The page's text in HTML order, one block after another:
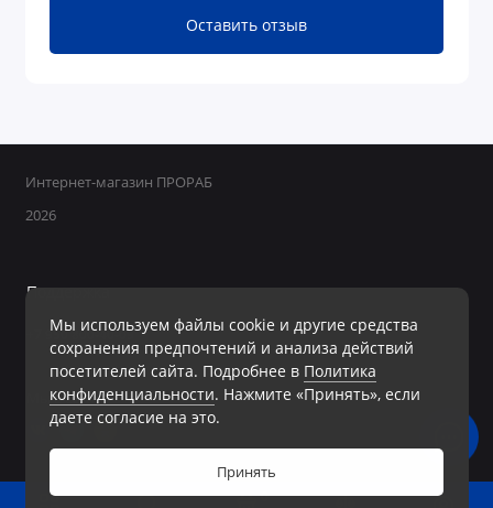
0
Оставить отзыв
Мы используем файлы cookie и другие средства
сохранения предпочтений и анализа действий
посетителей сайта. Подробнее в Политика
конфиденциальности. Нажмите «Принять», если
даете согласие на это.
Принять
Интернет-магазин ПРОРАБ
2026
Поддержка
+7 950 800-40-09
Ежедневно с 8:00 до 19:00 Без перерывов и выходных
Мы в сети